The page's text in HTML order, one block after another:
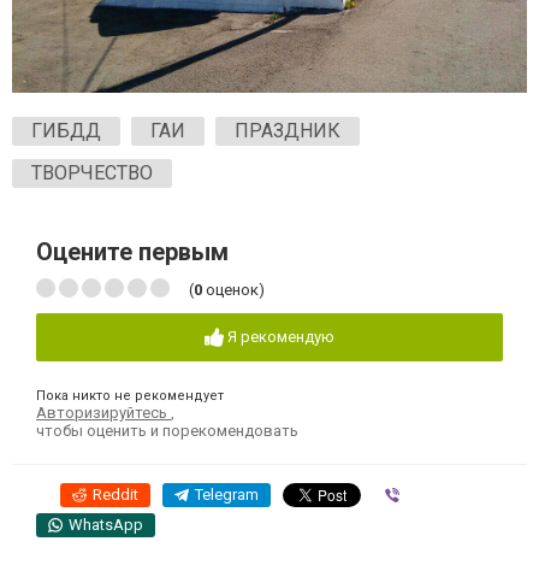
ГИБДД ГАИ
ПРАЗДНИК
ТВОРЧЕСТВО
Оцените первым
(0 оценок)
Я рекомендую
Пока никто не рекомендует
Авторизируйтесь ,
чтобы оценить и порекомендовать
Reddit Telegram
WhatsApp